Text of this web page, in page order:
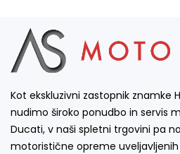
Kot ekskluzivni zastopnik znamke
nudimo široko ponudbo in servis
Ducati, v naši spletni trgovini pa
motoristične opreme